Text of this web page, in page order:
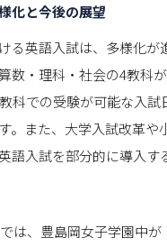
化と今後の展望
る英語入試は、多様化が
数・理科・社会の4教科
科での受験が可能な入試
。また、大学入試改革や
語入試を部分的に導入す
は、豊島岡女子学園中